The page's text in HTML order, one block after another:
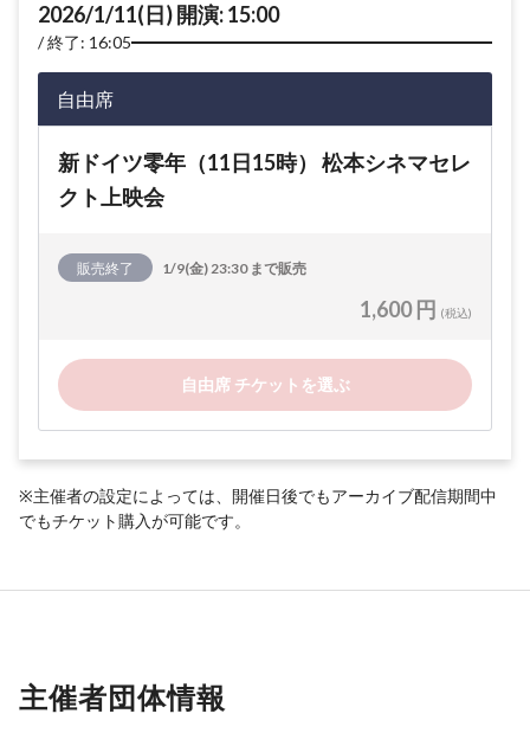
2026/1/11(日) 開演: 15:00
終了: 16:05
自由席
新ドイツ零年（11日15時） 松本シネマセレ
クト上映会
販売終了 1/9(金) 23:30 まで販売
1,600 円 (税込)
自由席 チケットを選ぶ
※主催者の設定によっては、開催日後でもアーカイブ配信期間中
でもチケット購入が可能です。
主催者団体情報